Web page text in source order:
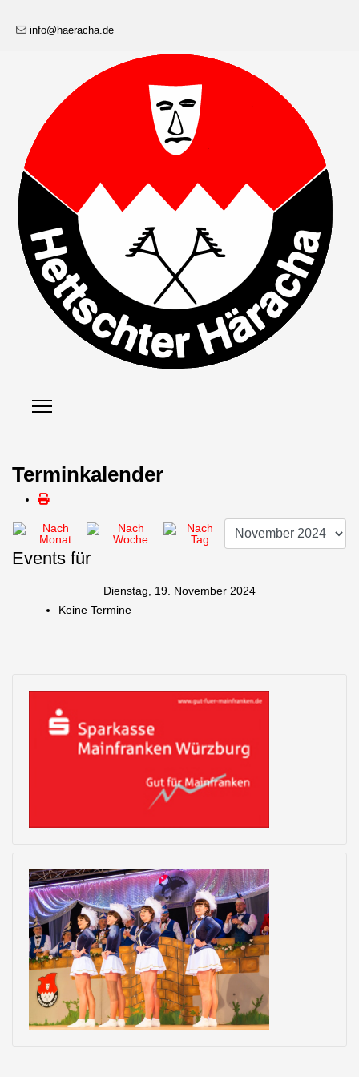
info@haeracha.de
Terminkalender
Events für
Dienstag, 19. November 2024
Keine Termine